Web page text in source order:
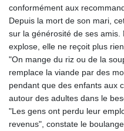
conformément aux
Depuis la mort de son mari,
sur la générosité de ses
explose, elle ne reçoit plus rien.
"On mange du riz ou de la
remplace la viande par des
pendant que des enfants aux
autour des adultes dans le
"Les gens ont perdu leur
revenus", constate le